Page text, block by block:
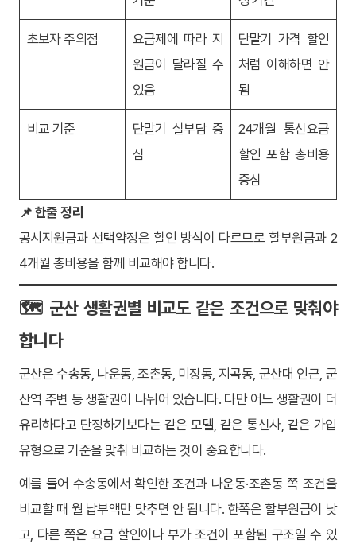
초보자 주의점
요금제에 따라 지
원금이 달라질 수
있음
단말기 가격 할인
처럼 이해하면 안
됨
비교 기준
단말기 실부담 중
심
24개월 통신요금
할인 포함 총비용
중심
📌 한줄 정리
공시지원금과 선택약정은 할인 방식이 다르므로 할부원금과 2
4개월 총비용을 함께 비교해야 합니다.
🗺️ 군산 생활권별 비교도 같은 조건으로 맞춰야
합니다
군산은 수송동, 나운동, 조촌동, 미장동, 지곡동, 군산대 인근, 군
산역 주변 등 생활권이 나뉘어 있습니다. 다만 어느 생활권이 더
유리하다고 단정하기보다는 같은 모델, 같은 통신사, 같은 가입
유형으로 기준을 맞춰 비교하는 것이 중요합니다.
예를 들어 수송동에서 확인한 조건과 나운동·조촌동 쪽 조건을
비교할 때 월 납부액만 맞추면 안 됩니다. 한쪽은 할부원금이 낮
고, 다른 쪽은 요금 할인이나 부가 조건이 포함된 구조일 수 있